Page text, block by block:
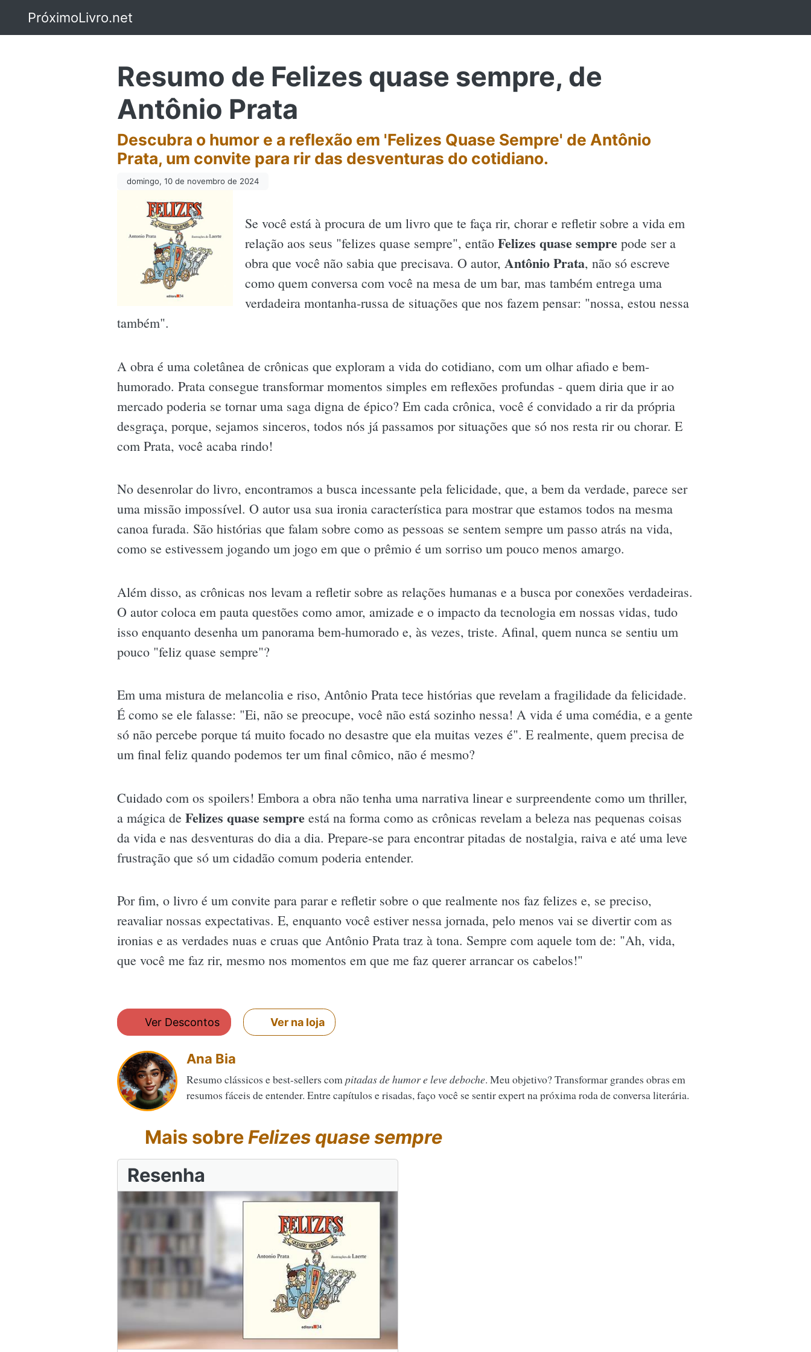
PróximoLivro.net
Resumo de Felizes quase sempre, de
Antônio Prata
Descubra o humor e a reflexão em 'Felizes Quase Sempre' de Antônio
Prata, um convite para rir das desventuras do cotidiano.
domingo, 10 de novembro de 2024
Se você está à procura de um livro que te faça rir, chorar e refletir sobre a vida em
relação aos seus "felizes quase sempre", então Felizes quase sempre pode ser a
obra que você não sabia que precisava. O autor, Antônio Prata, não só escreve
como quem conversa com você na mesa de um bar, mas também entrega uma
verdadeira montanha-russa de situações que nos fazem pensar: "nossa, estou nessa
também".
A obra é uma coletânea de crônicas que exploram a vida do cotidiano, com um olhar afiado e bem-
humorado. Prata consegue transformar momentos simples em reflexões profundas - quem diria que ir ao
mercado poderia se tornar uma saga digna de épico? Em cada crônica, você é convidado a rir da própria
desgraça, porque, sejamos sinceros, todos nós já passamos por situações que só nos resta rir ou chorar. E
com Prata, você acaba rindo!
No desenrolar do livro, encontramos a busca incessante pela felicidade, que, a bem da verdade, parece ser
uma missão impossível. O autor usa sua ironia característica para mostrar que estamos todos na mesma
canoa furada. São histórias que falam sobre como as pessoas se sentem sempre um passo atrás na vida,
como se estivessem jogando um jogo em que o prêmio é um sorriso um pouco menos amargo.
Além disso, as crônicas nos levam a refletir sobre as relações humanas e a busca por conexões verdadeiras.
O autor coloca em pauta questões como amor, amizade e o impacto da tecnologia em nossas vidas, tudo
isso enquanto desenha um panorama bem-humorado e, às vezes, triste. Afinal, quem nunca se sentiu um
pouco "feliz quase sempre"?
Em uma mistura de melancolia e riso, Antônio Prata tece histórias que revelam a fragilidade da felicidade.
É como se ele falasse: "Ei, não se preocupe, você não está sozinho nessa! A vida é uma comédia, e a gente
só não percebe porque tá muito focado no desastre que ela muitas vezes é". E realmente, quem precisa de
um final feliz quando podemos ter um final cômico, não é mesmo?
Cuidado com os spoilers! Embora a obra não tenha uma narrativa linear e surpreendente como um thriller,
a mágica de Felizes quase sempre está na forma como as crônicas revelam a beleza nas pequenas coisas
da vida e nas desventuras do dia a dia. Prepare-se para encontrar pitadas de nostalgia, raiva e até uma leve
frustração que só um cidadão comum poderia entender.
Por fim, o livro é um convite para parar e refletir sobre o que realmente nos faz felizes e, se preciso,
reavaliar nossas expectativas. E, enquanto você estiver nessa jornada, pelo menos vai se divertir com as
ironias e as verdades nuas e cruas que Antônio Prata traz à tona. Sempre com aquele tom de: "Ah, vida,
que você me faz rir, mesmo nos momentos em que me faz querer arrancar os cabelos!"
Ver Descontos Ver na loja
Ana Bia
Resumo clássicos e best-sellers compitadas de humor e leve deboche. Meu objetivo? Transformar grandes obras em
resumos fáceis de entender. Entre capítulos e risadas, faço você se sentir expert na próxima roda de conversa literária.
Mais sobreFelizes quase sempre
Resenha